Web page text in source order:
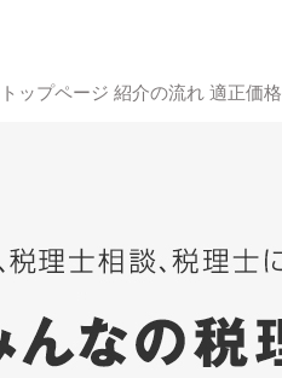
トップページ 紹介の流れ 適正価格